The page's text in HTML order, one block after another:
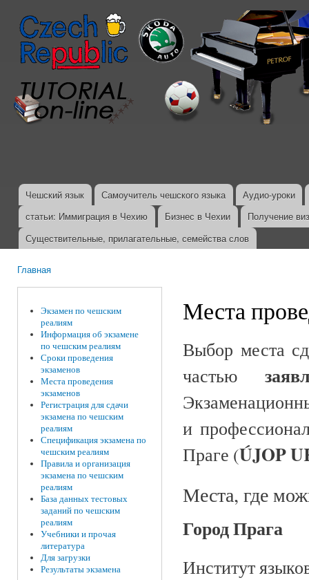
Главное меню
Чешский язык Самоучитель чешского языка
Аудио-уроки
статьи: Иммиграция в Чехию
Бизнес в Чехии
Получение
Существительные, прилагательные, семейства слов
Главная
Экзамен по чешским
реалиям
Информация об экзамене
по чешским реалиям
Сроки проведения
экзаменов
Места проведения
экзаменов
Регистрация для сдачи
экзамена по чешским
реалиям
Спецификация экзамена по
чешским реалиям
Правила и организация
экзамена по чешским
реалиям
База данных тестовых
заданий по чешским
реалиям
Учебники и прочая
литература
Для загрузки
Результаты экзамена
Места
Выбор места
частью
и
Праге (ÚJOP
Места, где
Город Прага
Институт